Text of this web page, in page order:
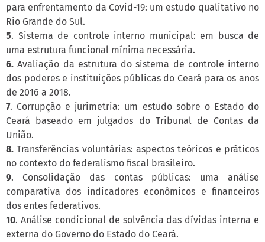
para enfrentamento da Covid-19: um estudo qualitativo no
Rio Grande do Sul.
5. Sistema de controle interno municipal: em busca de
uma estrutura funcional mínima necessária.
6. Avaliação da estrutura do sistema de controle interno
dos poderes e instituições públicas do Ceará para os anos
de 2016 a 2018.
7. Corrupção e jurimetria: um estudo sobre o Estado do
Ceará baseado em julgados do Tribunal de Contas da
União.
8. Transferências voluntárias: aspectos teóricos e práticos
no contexto do federalismo fiscal brasileiro.
9. Consolidação das contas públicas: uma análise
comparativa dos indicadores econômicos e financeiros
dos entes federativos.
10. Análise condicional de solvência das dívidas interna e
externa do Governo do Estado do Ceará.